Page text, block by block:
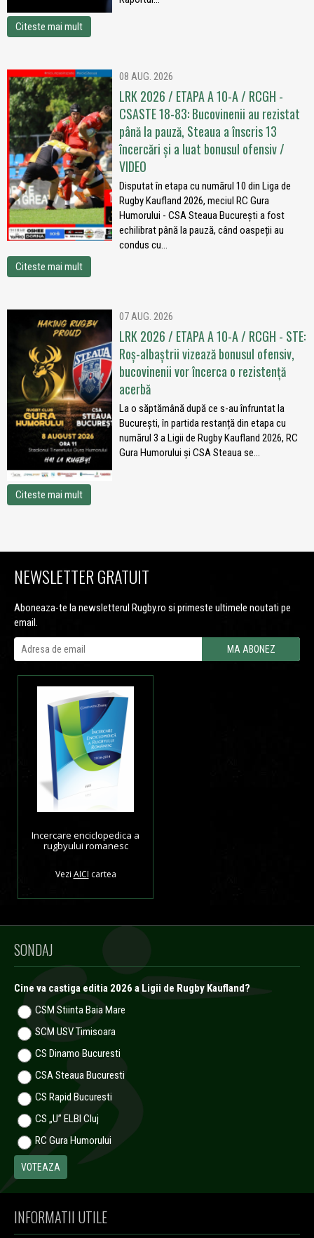
Citeste mai mult
08 AUG. 2026
LRK 2026 / ETAPA A 10-A / RCGH -
CSASTE 18-83: Bucovinenii au rezistat
până la pauză, Steaua a înscris 13
încercări și a luat bonusul ofensiv /
VIDEO
Disputat în etapa cu numărul 10 din Liga de
Rugby Kaufland 2026, meciul RC Gura
Humorului - CSA Steaua București a fost
echilibrat până la pauză, când oaspeții au
condus cu...
Citeste mai mult
07 AUG. 2026
LRK 2026 / ETAPA A 10-A / RCGH - STE:
Roș-albaștrii vizează bonusul ofensiv,
bucovinenii vor încerca o rezistență
acerbă
La o săptămână după ce s-au înfruntat la
București, în partida restanță din etapa cu
numărul 3 a Ligii de Rugby Kaufland 2026, RC
Gura Humorului și CSA Steaua se...
Citeste mai mult
NEWSLETTER GRATUIT
Aboneaza-te la newsletterul Rugby.ro si primeste ultimele noutati pe
email.
Incercare enciclopedica a
rugbyului romanesc
Vezi AICI cartea
SONDAJ
Cine va castiga editia 2026 a Ligii de Rugby Kaufland?
CSM Stiinta Baia Mare
SCM USV Timisoara
CS Dinamo Bucuresti
CSA Steaua Bucuresti
CS Rapid Bucuresti
CS „U” ELBI Cluj
RC Gura Humorului
INFORMATII UTILE